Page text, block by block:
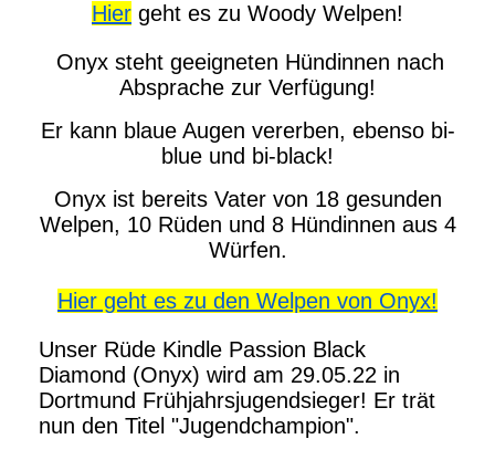
Hier geht es zu Woody Welpen!
Onyx steht geeigneten Hündinnen nach
Absprache zur Verfügung!
Er kann blaue Augen vererben, ebenso bi-
blue und bi-black!
Onyx ist bereits Vater von 18 gesunden
Welpen, 10 Rüden und 8 Hündinnen aus 4
Würfen.
Hier geht es zu den Welpen von Onyx!
Unser Rüde Kindle Passion Black
Diamond (Onyx) wird am 29.05.22 in
Dortmund Frühjahrsjugendsieger! Er trät
nun den Titel "Jugendchampion".